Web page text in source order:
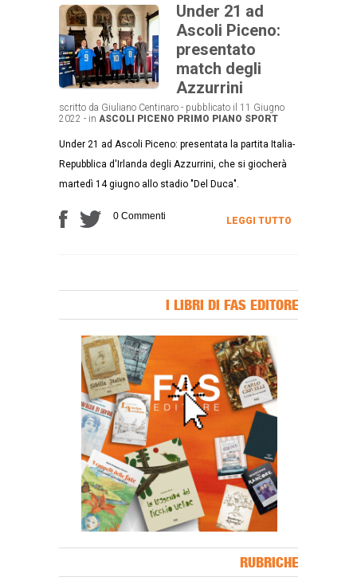
Under 21 ad
Ascoli Piceno:
presentato
match degli
Azzurrini
scritto da Giuliano Centinaro - pubblicato il 11 Giugno
2022 - in ASCOLI PICENO PRIMO PIANO SPORT
Under 21 ad Ascoli Piceno: presentata la partita Italia-
Repubblica d'Irlanda degli Azzurrini, che si giocherà
martedì 14 giugno allo stadio "Del Duca".
0 Commenti LEGGI TUTTO
I LIBRI DI FAS EDITORE
RUBRICHE